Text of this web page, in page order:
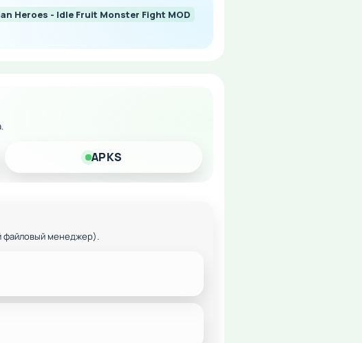
Heroes - Idle Fruit Monster Fight MOD
APKS
файловый менеджер).